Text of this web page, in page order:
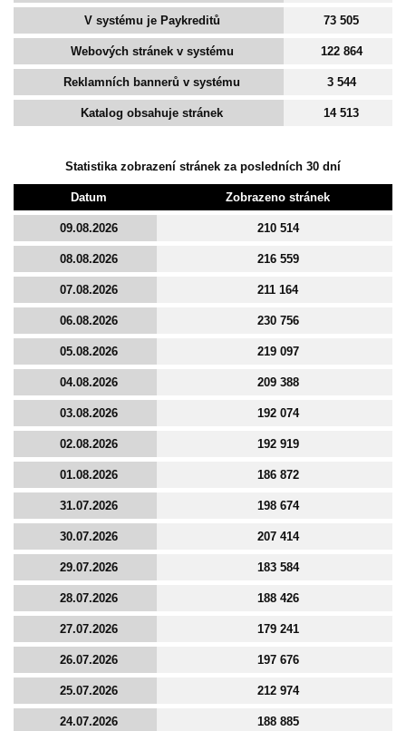
V systému je Paykreditů 73 505
Webových stránek v systému 122 864
Reklamních bannerů v systému 3 544
Katalog obsahuje stránek 14 513
Statistika zobrazení stránek za posledních 30 dní
Datum Zobrazeno stránek
09.08.2026 210 514
08.08.2026 216 559
07.08.2026 211 164
06.08.2026 230 756
05.08.2026 219 097
04.08.2026 209 388
03.08.2026 192 074
02.08.2026 192 919
01.08.2026 186 872
31.07.2026 198 674
30.07.2026 207 414
29.07.2026 183 584
28.07.2026 188 426
27.07.2026 179 241
26.07.2026 197 676
25.07.2026 212 974
24.07.2026 188 885